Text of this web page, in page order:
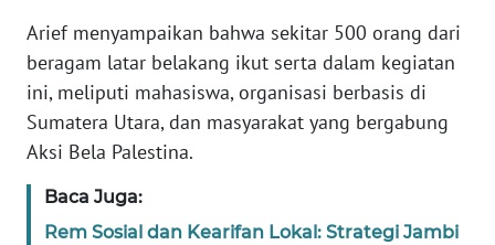
Arief menyampaikan bahwa sekitar 500 orang dari
beragam latar belakang ikut serta dalam kegiatan
ini, meliputi mahasiswa, organisasi berbasis di
Sumatera Utara, dan masyarakat yang bergabung
Aksi Bela Palestina.
Baca Juga:
Rem Sosial dan Kearifan Lokal: Strategi Jambi
WN
BABEL
WN
SUMBAR
WN
SUMSEL